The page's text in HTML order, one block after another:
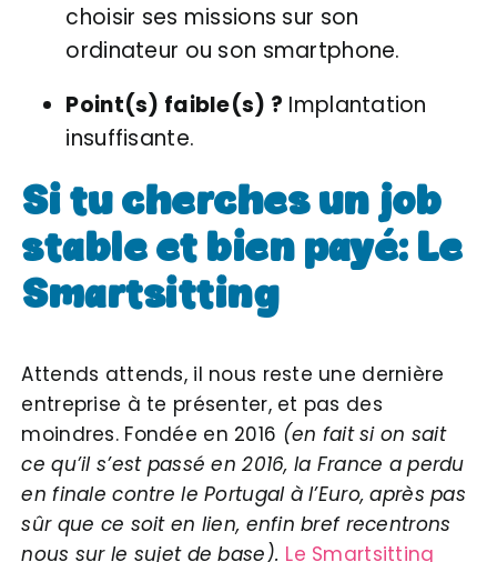
choisir ses missions sur son
ordinateur ou son smartphone.
Point(s) faible(s) ? Implantation
insuffisante.
Si tu cherches un job
stable et bien payé: Le
Smartsitting
Attends attends, il nous reste une dernière
entreprise à te présenter, et pas des
moindres. Fondée en 2016 (en fait si on sait
ce qu’il s’est passé en 2016, la France a perdu
en finale contre le Portugal à l’Euro, après pas
sûr que ce soit en lien, enfin bref recentrons
nous sur le sujet de base). Le Smartsitting